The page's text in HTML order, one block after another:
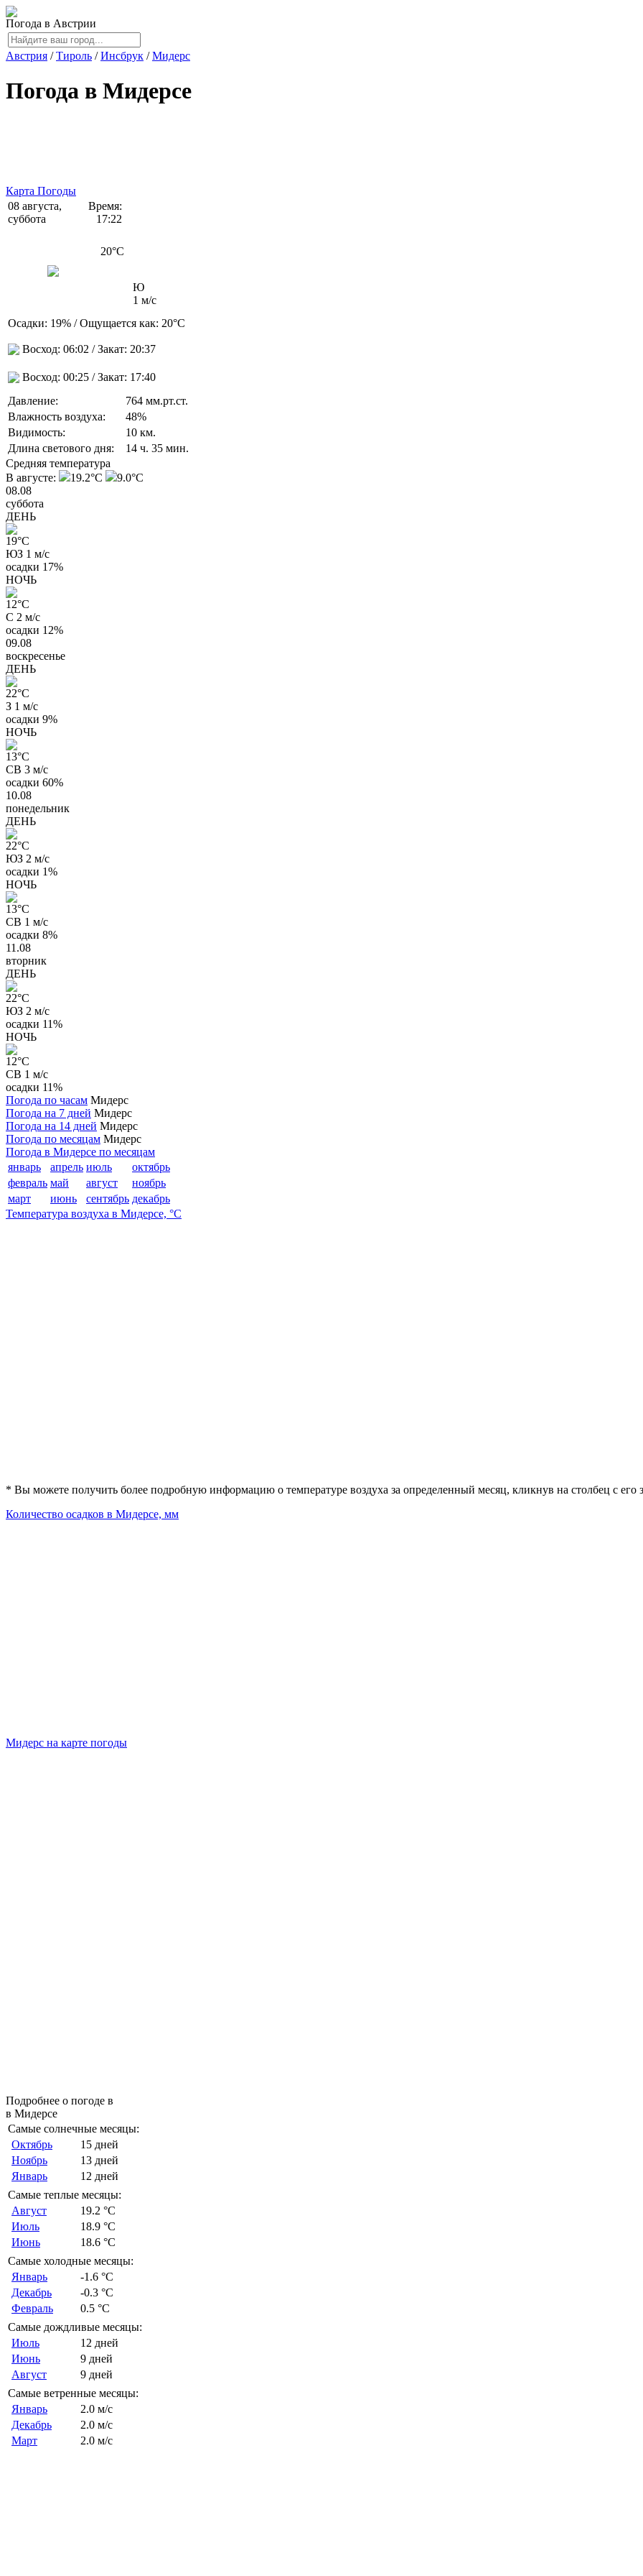
Погода в Австрии
Австрия / Тироль / Инсбрук / Мидерс
Погода в Мидерсе
Карта Погоды
08 августа,
суббота
Время:
17:22
20°C
Ю
1 м/с
Осадки: 19% / Ощущается как: 20°C
Восход: 06:02 / Закат: 20:37
Восход: 00:25 / Закат: 17:40
Давление:
764 мм.рт.ст.
Влажность воздуха:
48%
Видимость:
10 км.
Длина светового дня:
14 ч. 35 мин.
Средняя температура
В августе:
19.2°C
9.0°C
08.08
суббота
ДЕНЬ
19°C
ЮЗ 1 м/с
осадки 17%
НОЧЬ
12°C
С 2 м/с
осадки 12%
09.08
воскресенье
ДЕНЬ
22°C
З 1 м/с
осадки 9%
НОЧЬ
13°C
СВ 3 м/с
осадки 60%
10.08
понедельник
ДЕНЬ
22°C
ЮЗ 2 м/с
осадки 1%
НОЧЬ
13°C
СВ 1 м/с
осадки 8%
11.08
вторник
ДЕНЬ
22°C
ЮЗ 2 м/с
осадки 11%
НОЧЬ
12°C
СВ 1 м/с
осадки 11%
Погода по часам Мидерс
Погода на 7 дней Мидерс
Погода на 14 дней Мидерс
Погода по месяцам Мидерс
Погода в Мидерсе по месяцам
январь
апрель июль
октябрь
февраль май август
ноябрь
март
июнь сентябрь декабрь
Температура воздуха в Мидерсе, °C
* Вы можете получить более подробную информацию о температуре воздуха за определенный месяц, кликнув на столбец с его
Количество осадков в Мидерсе, мм
Мидерс на карте погоды
Подробнее о погоде в
в Мидерсе
Самые солнечные месяцы:
Октябрь
15 дней
Ноябрь
13 дней
Январь
12 дней
Самые теплые месяцы:
Август
19.2 °C
Июль
18.9 °C
Июнь
18.6 °C
Самые холодные месяцы:
Январь
-1.6 °C
Декабрь
-0.3 °C
Февраль
0.5 °C
Самые дождливые месяцы:
Июль
12 дней
Июнь
9 дней
Август
9 дней
Самые ветренные месяцы:
Январь
2.0 м/с
Декабрь
2.0 м/с
Март
2.0 м/с